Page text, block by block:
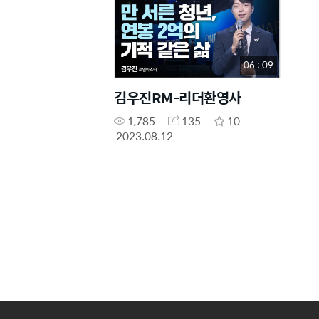
06 : 09
김우진RM-리더환영사
1,785 135
10
2023.08.12